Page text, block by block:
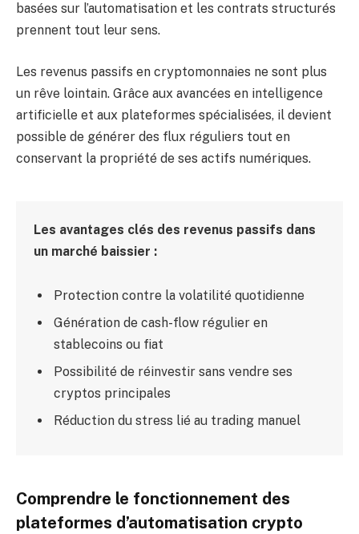
basées sur l’automatisation et les contrats structurés
prennent tout leur sens.
Les revenus passifs en cryptomonnaies ne sont plus
un rêve lointain. Grâce aux avancées en intelligence
artificielle et aux plateformes spécialisées, il devient
possible de générer des flux réguliers tout en
conservant la propriété de ses actifs numériques.
Les avantages clés des revenus passifs dans
un marché baissier :
Protection contre la volatilité quotidienne
Génération de cash-flow régulier en
stablecoins ou fiat
Possibilité de réinvestir sans vendre ses
cryptos principales
Réduction du stress lié au trading manuel
Comprendre le fonctionnement des
plateformes d’automatisation crypto